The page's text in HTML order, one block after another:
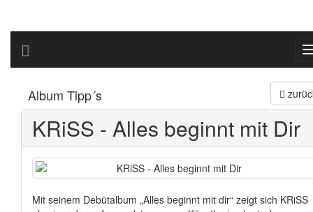
Album Tipp´s
KRiSS - Alles beginnt mit Dir
Mit seinem Debütalbum „Alles beginnt mit dir“ zeigt sich KRiSS